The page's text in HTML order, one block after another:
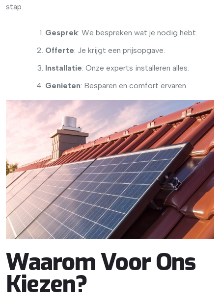
stap.
Gesprek: We bespreken wat je nodig hebt.
Offerte: Je krijgt een prijsopgave.
Installatie: Onze experts installeren alles.
Genieten: Besparen en comfort ervaren.
Waarom Voor Ons
Kiezen?